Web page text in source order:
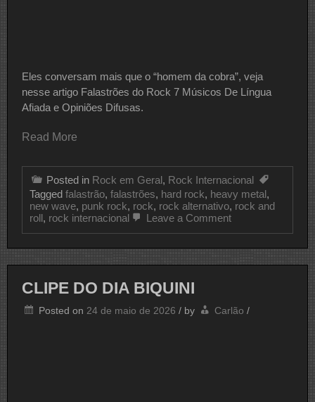
Eles conversam mais que o “homem da cobra”, veja
nesse artigo Falastrões do Rock 7 Músicos De Língua
Afiada e Opiniões Difusas.
Read More
Posted in Rock em Geral, Rock Internacional
Tagged falastrão, falastrões, hard rock, heavy metal,
new wave, punk rock, rock, rock alternativo, rock and
roll, rock internacional Leave a Commenton
7
Afiada
CLIPE DO DIA BIQUINI
Posted on 24 de maio de 2026 / by Carlão /